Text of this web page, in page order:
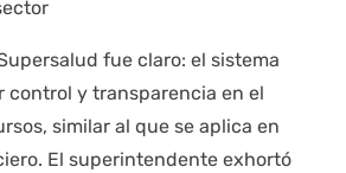
fue claro: el sistema
control y transparencia en el
similar al que se aplica en
El superintendente exhortó